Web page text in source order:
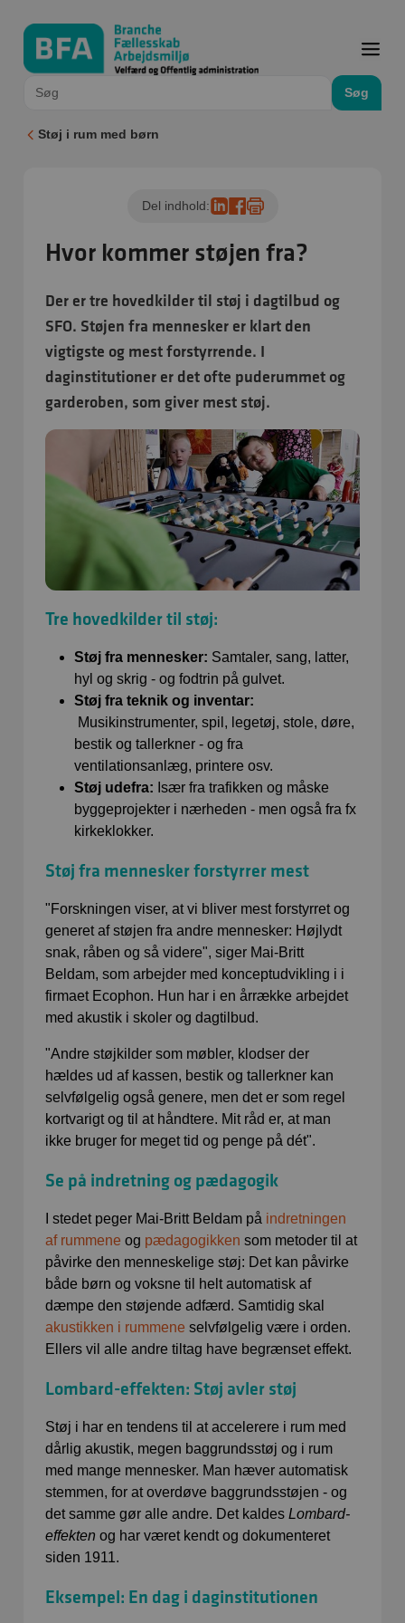
Søg
Støj i rum med børn
Hvor kommer støjen fra?
Del indhold:
Der er tre hovedkilder til støj i dagtilbud og
SFO. Støjen fra mennesker er klart den
vigtigste og mest forstyrrende. I
daginstitutioner er det ofte puderummet og
garderoben, som giver mest støj.
Tre hovedkilder til støj:
Støj fra mennesker: Samtaler, sang, latter,
hyl og skrig - og fodtrin på gulvet.
Støj fra teknik og inventar:
Musikinstrumenter, spil, legetøj, stole, døre,
bestik og tallerkner - og fra
ventilationsanlæg, printere osv.
Støj udefra: Især fra trafikken og måske
byggeprojekter i nærheden - men også fra fx
kirkeklokker.
Støj fra mennesker forstyrrer mest
"Forskningen viser, at vi bliver mest forstyrret og
generet af støjen fra andre mennesker: Højlydt
snak, råben og så videre", siger Mai-Britt
Beldam, som arbejder med konceptudvikling i i
firmaet Ecophon. Hun har i en årrække arbejdet
med akustik i skoler og dagtilbud.
"Andre støjkilder som møbler, klodser der
hældes ud af kassen, bestik og tallerkner kan
selvfølgelig også genere, men det er som regel
kortvarigt og til at håndtere. Mit råd er, at man
ikke bruger for meget tid og penge på dét".
Se på indretning og pædagogik
I stedet peger Mai-Britt Beldam på indretningen
af rummene og pædagogikken som metoder til at
påvirke den menneskelige støj: Det kan påvirke
både børn og voksne til helt automatisk af
dæmpe den støjende adfærd. Samtidig skal
akustikken i rummene selvfølgelig være i orden.
Ellers vil alle andre tiltag have begrænset effekt.
Lombard-effekten: Støj avler støj
Støj i har en tendens til at accelerere i rum med
dårlig akustik, megen baggrundsstøj og i rum
med mange mennesker. Man hæver automatisk
stemmen, for at overdøve baggrundsstøjen - og
det samme gør alle andre. Det kaldes Lombard-
effekten og har været kendt og dokumenteret
siden 1911.
Eksempel: En dag i daginstitutionen